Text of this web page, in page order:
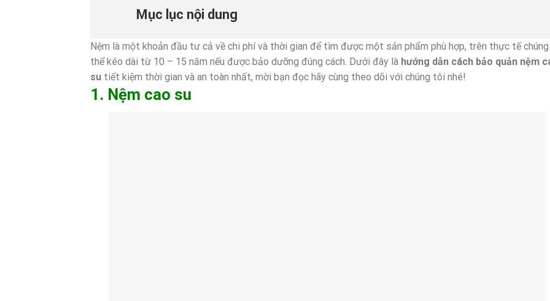
Mục lục nội dung
Nệm là một khoản đầu tư cả về chi phí và thời gian để tìm được một sản phẩm phù hợp, trên thực tế
thể kéo dài từ 10 – 15 năm nếu được bảo dưỡng đúng cách. Dưới đây là hướng dẫn cách bảo quản nệm
su tiết kiệm thời gian và an toàn nhất, mời bạn đọc hãy cùng theo dõi với chúng tôi nhé!
1. Nệm cao su